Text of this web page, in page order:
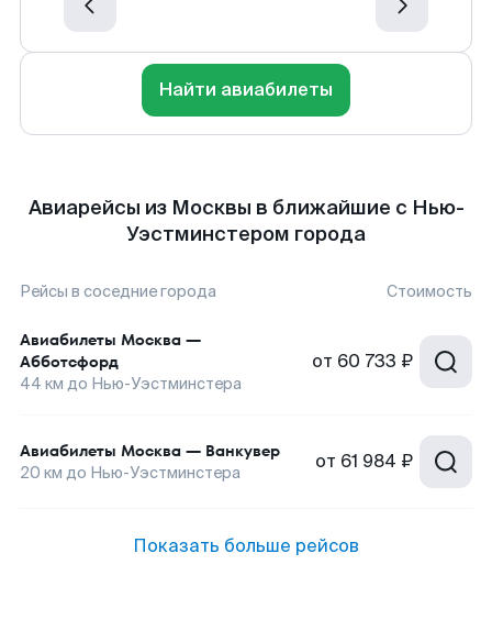
Найти авиабилеты
Авиарейсы из Москвы в ближайшие с Нью-
Уэстминстером города
Рейсы в соседние города Стоимость
Авиабилеты Москва —
Абботсфорд
44 км до Нью-Уэстминстера
от 60 733 ₽
Авиабилеты Москва — Ванкувер
20 км до Нью-Уэстминстера от 61 984 ₽
Показать больше рейсов